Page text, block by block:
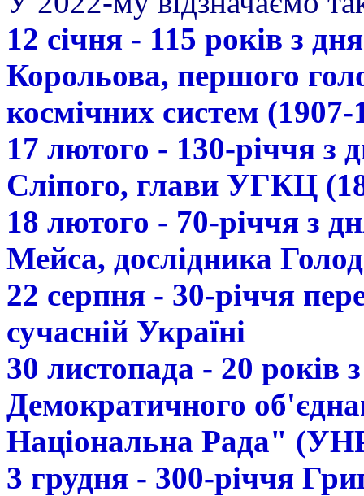
12 січня - 115 років з
Корольова, першого
космічних систем (1907-
17 лютого - 130-річчя з
Сліпого, глави УГКЦ
18 лютого - 70-річчя з
Мейса, дослідника
22 серпня - 30-річчя
сучасній Україні
30 листопада - 20 років
Демократичного
Національна Рада"
3 грудня - 300-річчя